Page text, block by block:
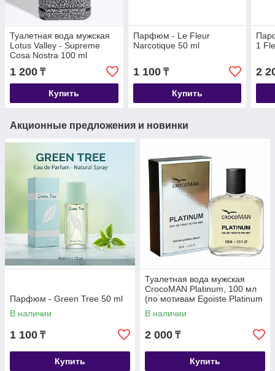
Туалетная вода мужская
Lotus Valley - Supreme
Cosa Nostra 100 ml
1 200 ₸
Купить
Парфюм - Le Fleur
Narcotique 50 ml
1 100₸
Купить
1
2
Акционные предложения и новинки
Парфюм - Green Tree 50 ml
В наличии
1 100 ₸
Купить
Туалетная вода мужская
CrocoMAN Platinum, 100 мл
(по мотивам Egoiste Platinum
(Chanel)
В наличии
2 000 ₸
Купить